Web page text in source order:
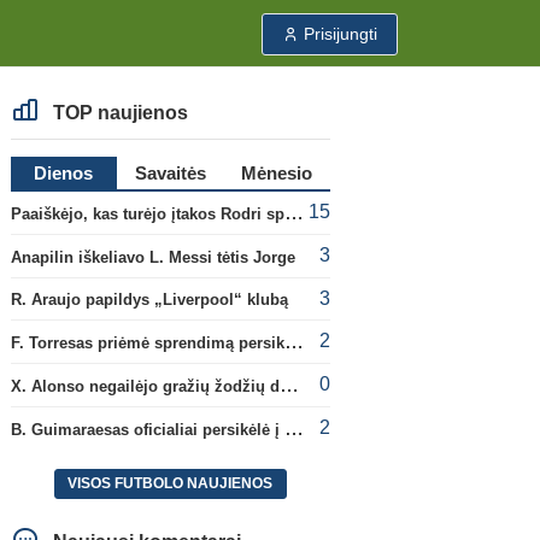
Prisijungti
TOP naujienos
Dienos Savaitės
Mėnesio
Paaiškėjo, kas turėjo įtakos Rodri sprendimui pasirinkti Barselonos pusę 15
Anapilin iškeliavo L. Messi tėtis Jorge 3
R. Araujo papildys „Liverpool“ klubą 3
F. Torresas priėmė sprendimą persikelti į PSG ekipą 2
X. Alonso negailėjo gražių žodžių dabartiniam savo klubui „Chelsea“ 0
B. Guimaraesas oficialiai persikėlė į „Arsenal“ klubą 2
VISOS FUTBOLO NAUJIENOS